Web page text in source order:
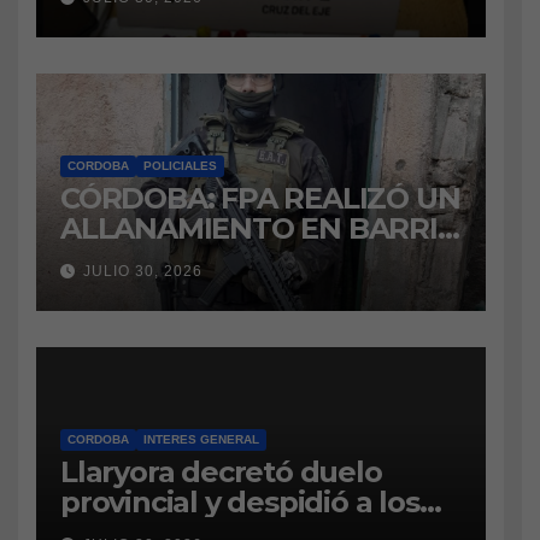
marihuana a la cárcel
CORDOBA POLICIALES
CÓRDOBA: FPA REALIZÓ UN
ALLANAMIENTO EN BARRIO
VILLA BOEDO
RELACIONADO CON UNA
CAUSA DE DROGAS EN LA
CÁRCEL DE BOUWER
JULIO 30, 2026
CORDOBA INTERES GENERAL
Llaryora decretó duelo
provincial y despidió a los
bomberos cordobeses